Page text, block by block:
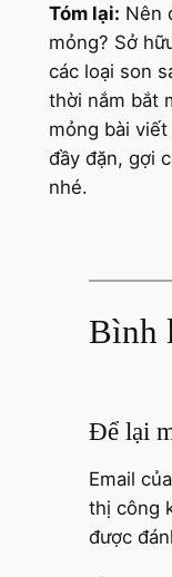
Tóm lại: Nên
mỏng? Sở
các loại son
thời nắm bắt
mỏng bài
đầy đặn, gợi
nhé.
Bình
Để lại
Email
thị công
được